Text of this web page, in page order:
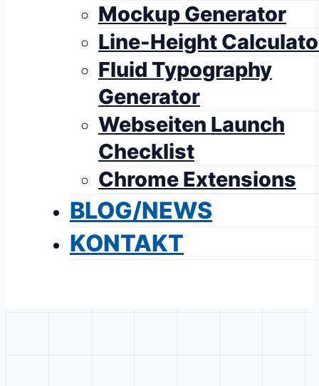
Mockup Generator
Line-Height
Fluid Typography
Generator
Webseiten Launch
Checklist
Chrome Extensions
BLOG/NEWS
KONTAKT